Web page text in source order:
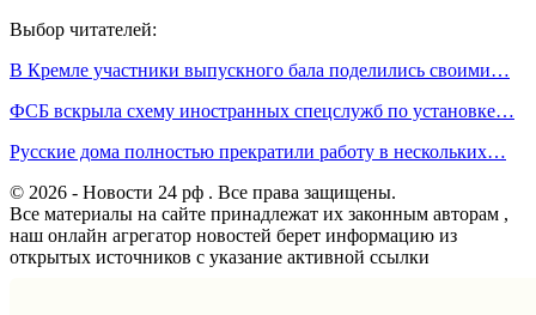
Выбор читателей:
В Кремле участники выпускного бала поделились своими…
ФСБ вскрыла схему иностранных спецслужб по установке…
Русские дома полностью прекратили работу в нескольких…
© 2026 - Новости 24 рф . Все права защищены.
Все материалы на сайте принадлежат их законным авторам ,
наш онлайн агрегатор новостей берет информацию из
открытых источников с указание активной ссылки